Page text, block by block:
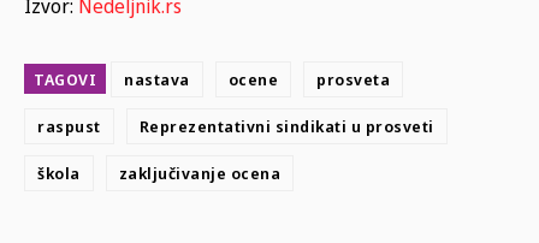
Izvor: Nedeljnik.rs
TAGOVI nastava ocene prosveta
raspust Reprezentativni sindikati u prosveti
škola zaključivanje ocena